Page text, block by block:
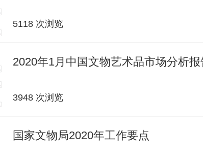
5118 次浏览
2020年1月中国文物艺术品市场分析报
3948 次浏览
国家文物局2020年工作要点